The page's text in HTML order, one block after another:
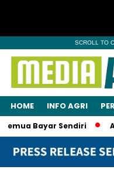
SCROLL TO
HOME INFO AGRI
Bayar Sendiri